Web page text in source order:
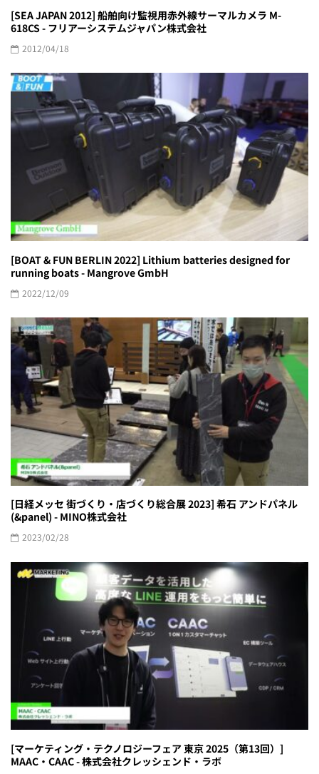
[SEA JAPAN 2012] 船舶向け監視用赤外線サーマルカメラ M-
618CS - フリアーシステムジャパン株式会社
2012/04/18
[BOAT & FUN BERLIN 2022] Lithium batteries designed for
running boats - Mangrove GmbH
2022/12/09
[日経メッセ 街づくり・店づくり総合展 2023] 希石 アンドパネル
(&panel) - MINO株式会社
2023/02/28
[マーケティング・テクノロジーフェア 東京 2025（第13回）]
MAAC・CAAC - 株式会社クレッシェンド・ラボ